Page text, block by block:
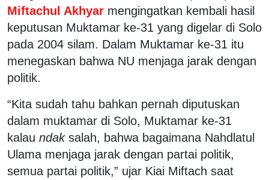
Miftachul Akhyar mengingatkan kembali hasil
keputusan Muktamar ke-31 yang digelar di Solo
pada 2004 silam. Dalam Muktamar ke-31 itu
menegaskan bahwa NU menjaga jarak dengan
politik.
“Kita sudah tahu bahkan pernah diputuskan
dalam muktamar di Solo, Muktamar ke-31
kalau ndaksalah, bahwa bagaimana Nahdlatul
Ulama menjaga jarak dengan partai politik,
semua partai politik,” ujar Kiai Miftach saat